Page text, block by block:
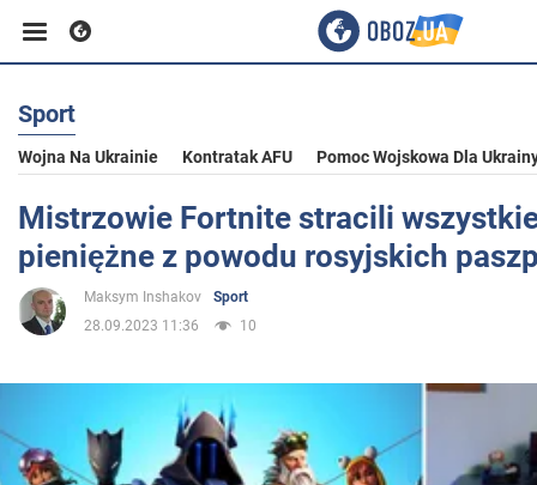
Biznes
Sport
Rozrywka
Polityka
Sport
Wojna Na Ukrainie Kontratak AFU Pomoc Wojskowa Dla
Mistrzowie Fortnite stracili
pieniężne z powodu rosyjskich
Maksym Inshakov
Sport
28.09.2023 11:36
10